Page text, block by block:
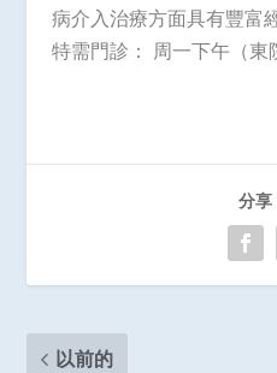
病介入治療方面具有豐富經
特需門診： 周一下午（東
分享
以前的